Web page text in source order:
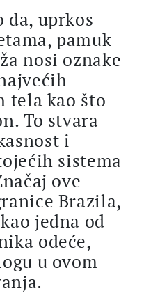
da, uprkos
pamuk
nosi oznake
tela kao što
To stvara
i
sistema
ove
Brazila,
jedna od
odeće,
u ovom